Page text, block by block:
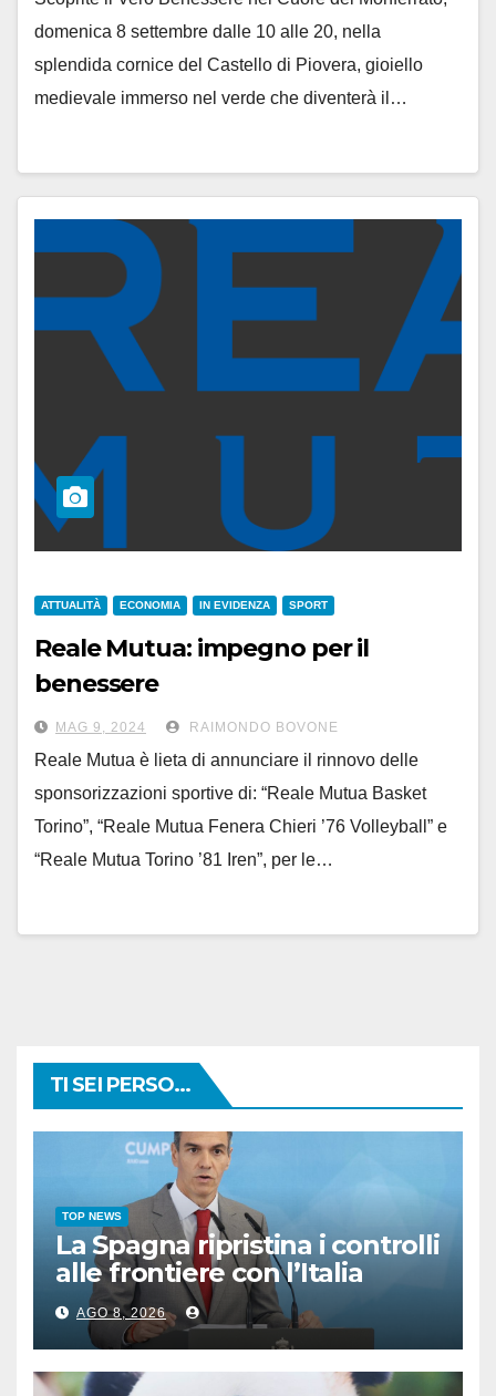
domenica 8 settembre dalle 10 alle 20, nella
splendida cornice del Castello di Piovera, gioiello
medievale immerso nel verde che diventerà il…
ATTUALITÀ ECONOMIA IN EVIDENZA SPORT
Reale Mutua: impegno per il
benessere
investendo nello sport
MAG 9, 2024 RAIMONDO BOVONE
Reale Mutua è lieta di annunciare il rinnovo delle
sponsorizzazioni sportive di: “Reale Mutua Basket
Torino”, “Reale Mutua Fenera Chieri ’76 Volleyball” e
“Reale Mutua Torino ’81 Iren”, per le…
TI SEI PERSO...
TOP NEWS
La Spagna ripristina i controlli
alle frontiere con l’Italia
AGO 8, 2026